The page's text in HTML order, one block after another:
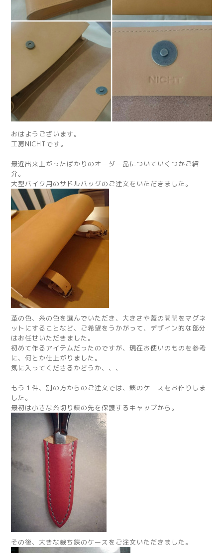
おはようございます。
工房NICHTです。
最近出来上がったばかりのオーダー品についていくつかご紹
介。
大型バイク用のサドルバッグのご注文をいただきました。
革の色、糸の色を選んでいただき、大きさや蓋の開閉をマグネ
ットにすることなど、ご希望をうかがって、デザイン的な部分
はお任せいただきました。
初めて作るアイテムだったのですが、現在お使いのものを参考
に、何とか仕上がりました。
気に入ってくださるかどうか、、、
もう１件、別の方からのご注文では、鋏のケースをお作りしま
した。
最初は小さな糸切り鋏の先を保護するキャップから。
その後、大きな裁ち鋏のケースをご注文いただきました。